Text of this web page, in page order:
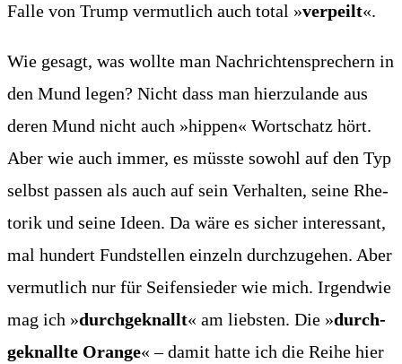
Fal­le von Trump ver­mut­lich auch total »ver­peilt«.
Wie gesagt, was woll­te man Nach­rich­ten­spre­chern in
den Mund legen? Nicht dass man hier­zu­lan­de aus
deren Mund nicht auch »hip­pen« Wort­schatz hört.
Aber wie auch immer, es müss­te sowohl auf den Typ
selbst pas­sen als auch auf sein Ver­hal­ten, sei­ne Rhe­
to­rik und sei­ne Ideen. Da wäre es sicher inter­es­sant,
mal hun­dert Fund­stel­len ein­zeln durch­zu­ge­hen. Aber
ver­mut­lich nur für Sei­fen­sie­der wie mich. Irgend­wie
mag ich »durch­ge­knallt« am liebs­ten. Die »durch­
ge­knall­te Oran­ge« – damit hat­te ich die Rei­he hier